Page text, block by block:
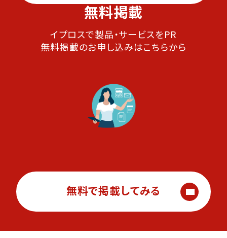
無料掲載
イプロスで製品・サービスをPR
無料掲載のお申し込みはこちらから
無料で掲載してみる